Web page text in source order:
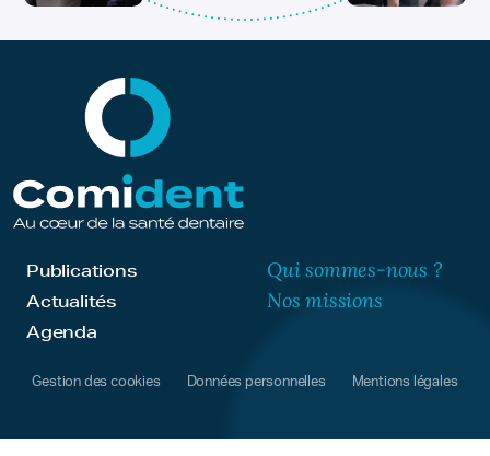
Publications
Actualités
Agenda
Qui sommes-nous ?
Nos missions
Gestion des cookies Données personnelles Mentions légales